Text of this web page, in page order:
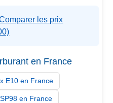
les prix
en France
E10 en France
en France